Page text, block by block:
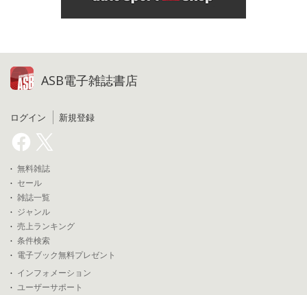
ASB電子雑誌書店
ログイン 新規登録
無料雑誌
セール
雑誌一覧
ジャンル
売上ランキング
条件検索
電子ブック無料プレゼント
インフォメーション
ユーザーサポート